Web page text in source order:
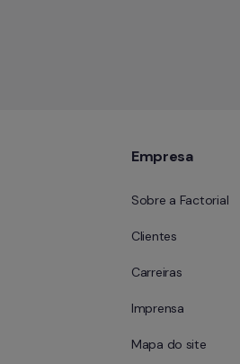
Empresa
Sobre a Factorial
Clientes
Carreiras
Imprensa
Mapa do site